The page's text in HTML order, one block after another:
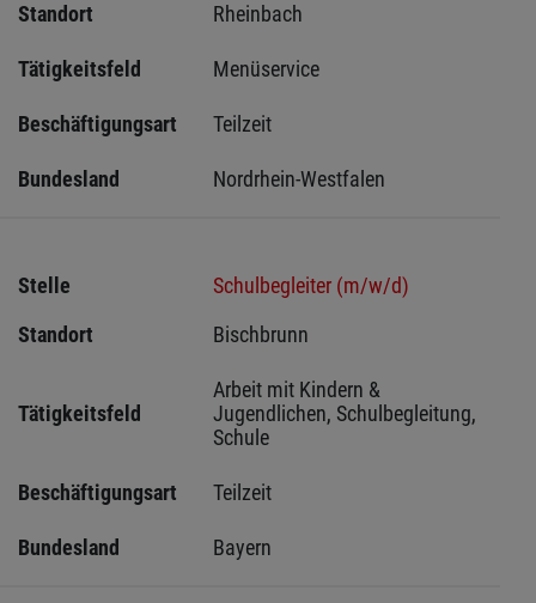
Standort
Rheinbach
Tätigkeitsfeld Menüservice
Beschäftigungsart Teilzeit
Bundesland Nordrhein-Westfalen
Stelle
Schulbegleiter (m/w/d)
Standort
Bischbrunn
Tätigkeitsfeld
Arbeit mit Kindern &
Jugendlichen, Schulbegleitung,
Schule
Beschäftigungsart Teilzeit
Bundesland Bayern